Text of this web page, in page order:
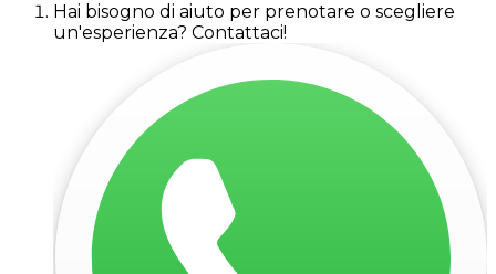
Hai bisogno di aiuto per prenotare o scegliere
un'esperienza? Contattaci!